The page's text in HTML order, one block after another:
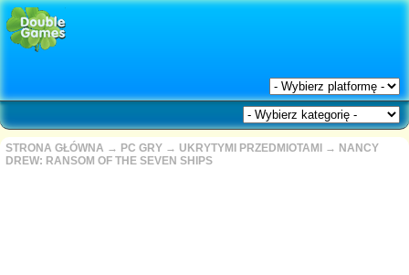
STRONA GŁÓWNA → PC GRY → UKRYTYMI PRZEDMIOTAMI → NANCY
DREW: RANSOM OF THE SEVEN SHIPS